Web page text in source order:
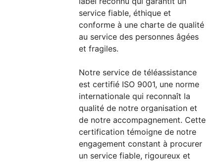
service fiable, éthique et
conforme à une charte de qualité
au service des personnes âgées
et fragiles.
Notre service de téléassistance
est certifié ISO 9001, une norme
internationale qui reconnaît la
qualité de notre organisation et
de notre accompagnement. Cette
certification témoigne de notre
engagement constant à procurer
un service fiable, rigoureux et